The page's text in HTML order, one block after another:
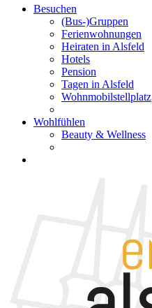
Besuchen
(Bus-)Gruppen
Ferienwohnungen
Heiraten in Alsfeld
Hotels
Pension
Tagen in Alsfeld
Wohnmobilstellplatz
Wohlfühlen
Beauty & Wellness